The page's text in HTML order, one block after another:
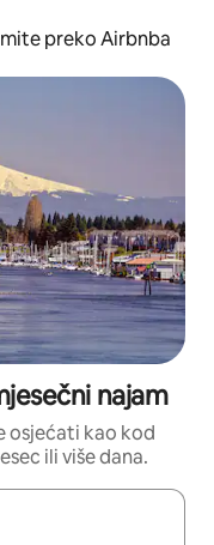
preko Airbnba
najam
osjećati kao kod
ili više dana.
ih pregledati